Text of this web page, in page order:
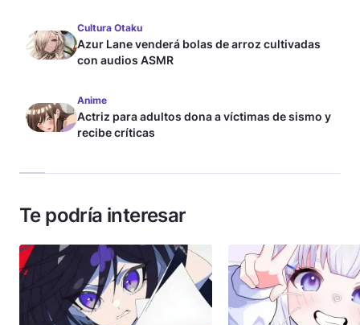
Cultura Otaku
Azur Lane venderá bolas de arroz cultivadas
con audios ASMR
Anime
Actriz para adultos dona a víctimas de sismo y
recibe críticas
Te podría interesar